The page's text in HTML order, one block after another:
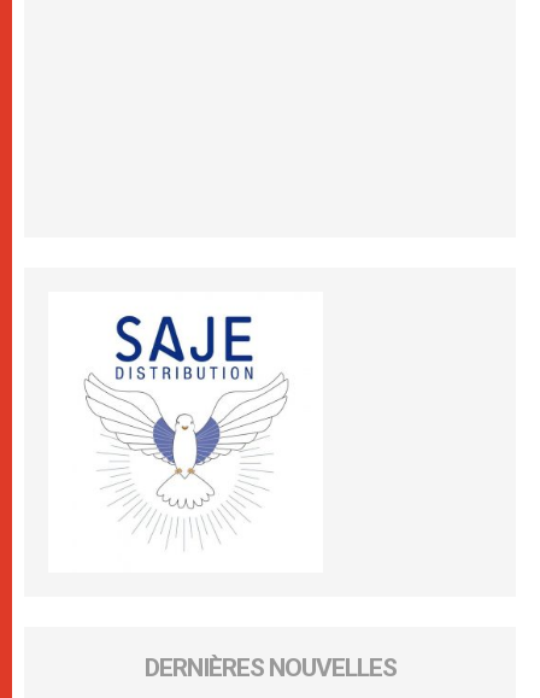
DERNIÈRES NOUVELLES